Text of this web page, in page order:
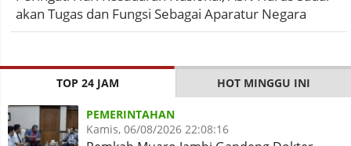
akan Tugas dan Fungsi Sebagai Aparatur Negara
TOP 24 JAM HOT MINGGU INI
PEMERINTAHAN
Kamis, 06/08/2026 22:08:16